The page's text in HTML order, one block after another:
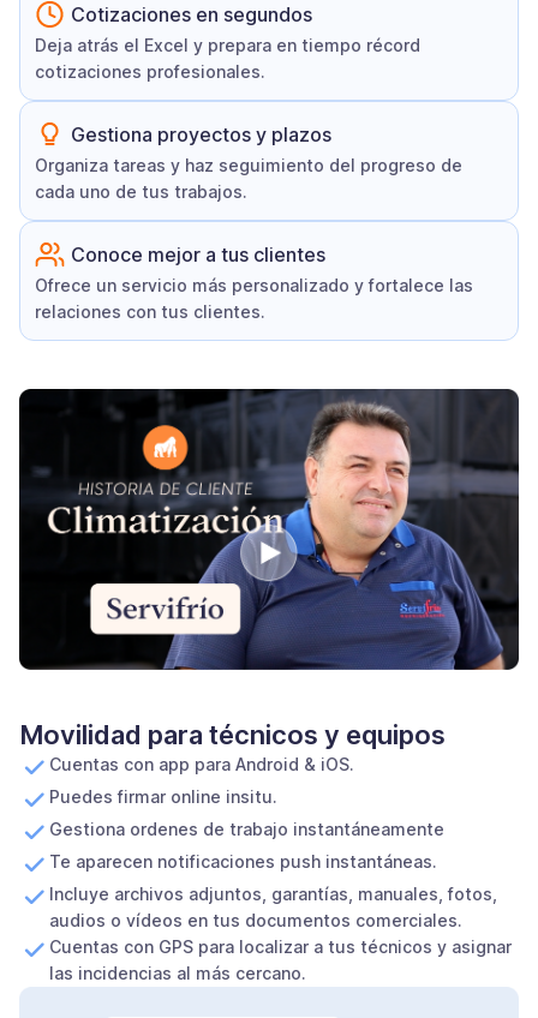
Cotizaciones en segundos
Deja atrás el Excel y prepara en tiempo récord
cotizaciones profesionales.
Gestiona proyectos y plazos
Organiza tareas y haz seguimiento del progreso de
cada uno de tus trabajos.
Conoce mejor a tus clientes
Ofrece un servicio más personalizado y fortalece las
relaciones con tus clientes.
Movilidad para técnicos y equipos
Cuentas con app para Android & iOS.
Puedes firmar online insitu.
Gestiona ordenes de trabajo instantáneamente
Te aparecen notificaciones push instantáneas.
Incluye archivos adjuntos, garantías, manuales, fotos,
audios o vídeos en tus documentos comerciales.
Cuentas con GPS para localizar a tus técnicos y asignar
las incidencias al más cercano.